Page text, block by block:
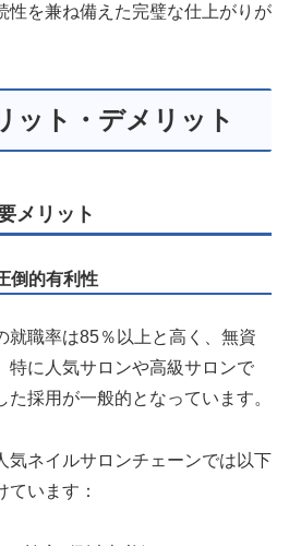
性を兼ね備えた完璧な仕上がりが
ット・デメリット
メリット
倒的有利性
就職率は85％以上と高く、無資
特に人気サロンや高級サロンで
採用が一般的となっています。
気ネイルサロンチェーンでは以下
います：